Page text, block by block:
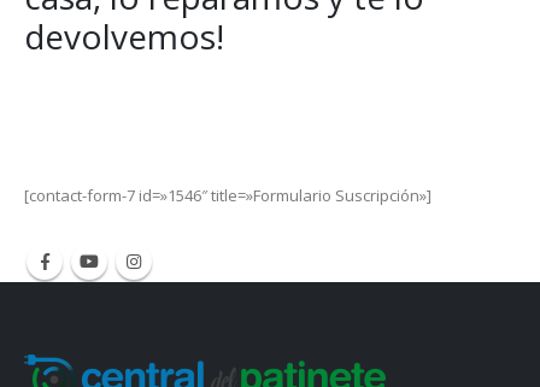
devolvemos!
[contact-form-7 id=»1546″ title=»Formulario Suscripción»]